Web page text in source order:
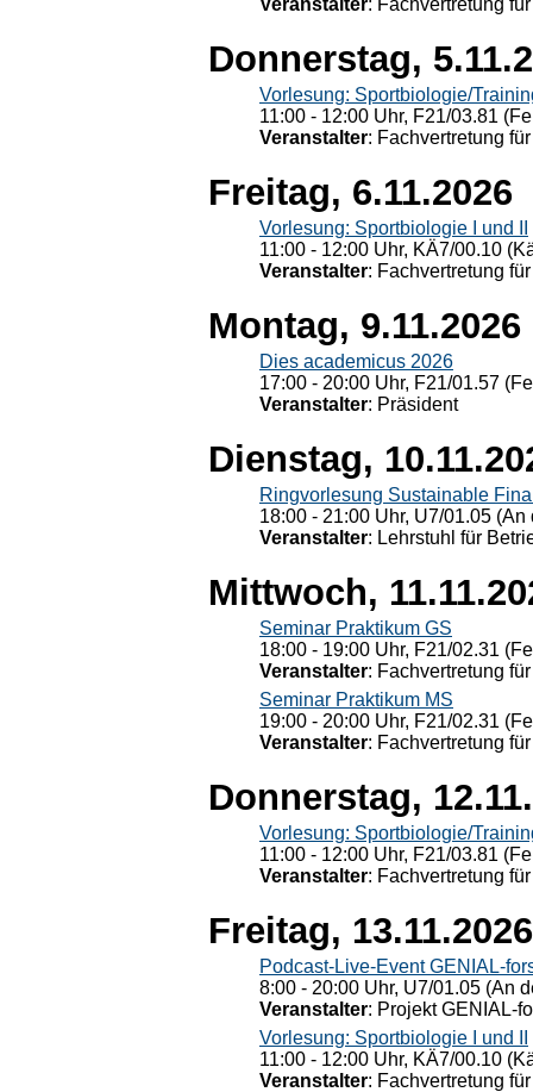
Veranstalter: Fachvertretung
Donnerstag,
Vorlesung: Sportbiologie/
11:00 - 12:00 Uhr, F21/03.81
Veranstalter: Fachvertretung
Freitag, 6.11.2026
Vorlesung: Sportbiologie I und II
11:00 - 12:00 Uhr, KÄ7/00.10
Veranstalter: Fachvertretung
Montag, 9.11.2026
Dies academicus 2026
17:00 - 20:00 Uhr, F21/01.57
Veranstalter: Präsident
Dienstag,
Ringvorlesung Sustainable
18:00 - 21:00 Uhr, U7/01.05
Veranstalter: Lehrstuhl für
Mittwoch,
Seminar Praktikum GS
18:00 - 19:00 Uhr, F21/02.31
Veranstalter: Fachvertretung
Seminar Praktikum MS
19:00 - 20:00 Uhr, F21/02.31
Veranstalter: Fachvertretung
Donnerstag,
Vorlesung: Sportbiologie/
11:00 - 12:00 Uhr, F21/03.81
Veranstalter: Fachvertretung
Freitag, 13.11.2026
Podcast-Live-Event GENIAL-
8:00 - 20:00 Uhr, U7/01.05 (An
Veranstalter: Projekt GENIAL-
Vorlesung: Sportbiologie I und II
11:00 - 12:00 Uhr, KÄ7/00.10
Veranstalter: Fachvertretung